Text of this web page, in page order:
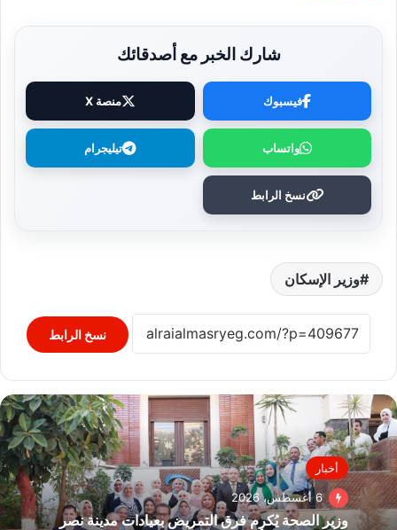
شارك الخبر مع أصدقائك
فيسبوك منصة X
واتساب تيليجرام
نسخ الرابط
وزير الإسكان
نسخ الرابط
أخبار
6 أغسطس، 2026
وزير الصحة يُكرم فرق التمريض بعيادات مدينة نصر